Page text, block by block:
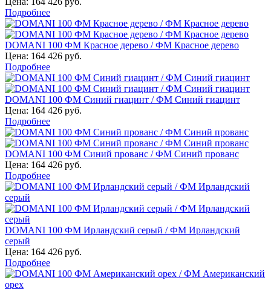
Подробнее
DOMANI 100 ФМ Красное дерево / ФМ Красное дерево
Цена: 164 426 руб.
Подробнее
DOMANI 100 ФМ Синий гиацинт / ФМ Синий гиацинт
Цена: 164 426 руб.
Подробнее
DOMANI 100 ФМ Синий прованс / ФМ Синий прованс
Цена: 164 426 руб.
Подробнее
DOMANI 100 ФМ Ирландский серый / ФМ Ирландский
серый
Цена: 164 426 руб.
Подробнее